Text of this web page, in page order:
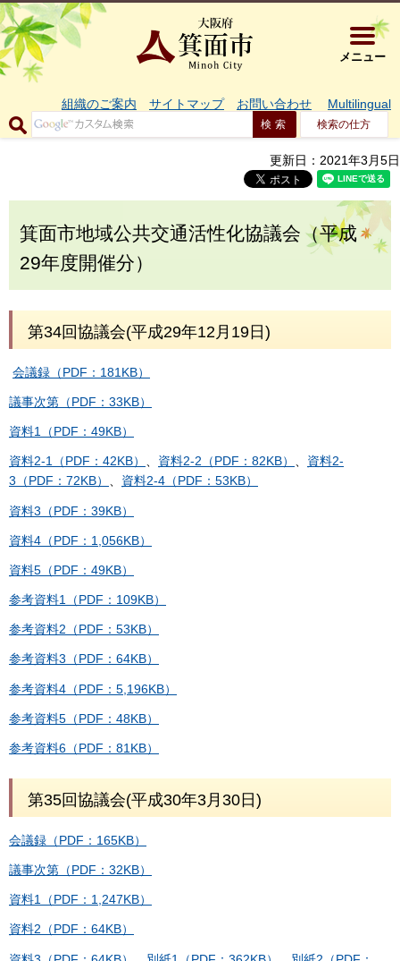
大阪府箕
メニュー
組織のご案内 サイトマップ お問い合わせ Multilingual
検索の仕方
更新日：2021年3月5日
箕面市地域公共交通活性化協議会（平成
29年度開催分）
第34回協議会(平成29年12月19日)
会議録（PDF：181KB）
議事次第（PDF：33KB）
資料1（PDF：49KB）
資料2-1（PDF：42KB） 、 資料2-2（PDF：82KB） 、 資料2-
3（PDF：72KB） 、 資料2-4（PDF：53KB）
資料3（PDF：39KB）
資料4（PDF：1,056KB）
資料5（PDF：49KB）
参考資料1（PDF：109KB）
参考資料2（PDF：53KB）
参考資料3（PDF：64KB）
参考資料4（PDF：5,196KB）
参考資料5（PDF：48KB）
参考資料6（PDF：81KB）
第35回協議会(平成30年3月30日)
会議録（PDF：165KB）
議事次第（PDF：32KB）
資料1（PDF：1,247KB）
資料2（PDF：64KB）